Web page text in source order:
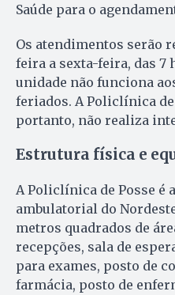
Saúde para o
Os atendimentos serão
feira a sexta-feira, das 7
unidade não funciona
feriados. A Policlínica
portanto, não realiza
Estrutura física e
A Policlínica de Posse é
ambulatorial do
metros quadrados de
recepções, sala de
para exames, posto de
farmácia, posto de